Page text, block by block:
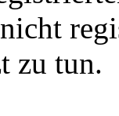
zu tun.